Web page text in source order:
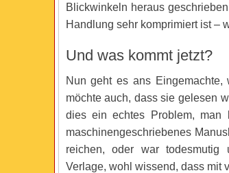
Blickwinkeln heraus
Handlung sehr komprimiert ist –
Und was kommt jetzt?
Nun geht es ans Eingemachte,
möchte auch, dass sie gelesen
dies ein echtes Problem, man
maschinengeschriebenes
reichen, oder war
Verlage, wohl wissend, dass mit